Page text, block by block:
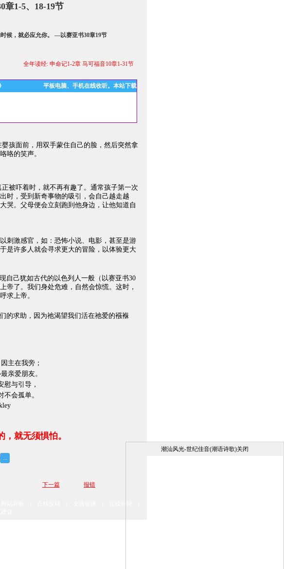
章1-5、18-19节
候，就必应允你。 —以赛亚书30章19节
全年读经: 申命记1-2章 马可福音10章1-31节
平板电脑、手机在线收听。本站下载
面前，用双手蒙住自己的脸，然后突然拿
咯的笑声。
被吓着时，就不再有趣了。通常孩子第一次
时，受到新奇事物的吸引，会自己越走越
哭。父母便会立刻跑到他身边，让他知道自
刺激感官，如：恐怖小说、电影，甚至是游
是许多人就会寻求更大的冒险，以体验更大
自己犹如古代的以色列人一般（以赛亚书30
上帝了。我们身处危难，自然会惊慌。这时，
求上帝。
的求助，因为祂渴望我们活在祂爱的襁褓
主在我旁；
亲爱朋友。
慰与引导，
不会孤单。
就无须惧怕。
下一篇 报错
潮汕风光-世纪佳音(潮语诗歌)关闭